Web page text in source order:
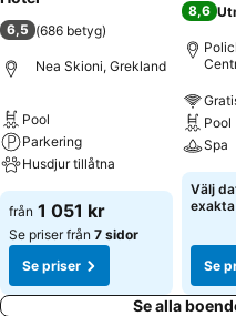
6,5 (686 betyg)
Nea Skioni, Grekland
Pool
Parkering
Husdjur tillåtna
från 1 051 kr
Se priser från 7 sidor
Se priser
8,6
Pool
Spa
Välj
Se
Se alla